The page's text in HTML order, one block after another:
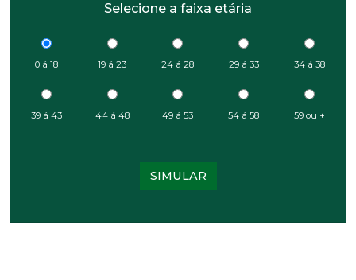
Selecione a faixa etária
0 á 18 19 á 23 24 á 28 29 á 33 34 á 38
39 á 43 44 á 48 49 á 53 54 á 58 59 ou +
SIMULAR